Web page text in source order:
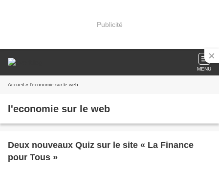
Publicité
MENU
Accueil » l'economie sur le web
l'economie sur le web
Deux nouveaux Quiz sur le site « La Finance
pour Tous »